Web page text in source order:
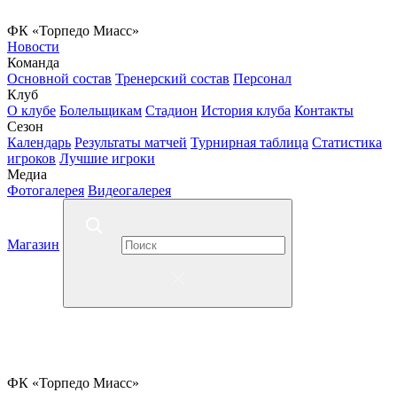
ФК «Торпедо Миасс»
Новости
Команда
Основной состав Тренерский состав Персонал
Клуб
О клубе Болельщикам Стадион История клуба Контакты
Сезон
Календарь Результаты матчей Турнирная таблица Статистика
игроков Лучшие игроки
Медиа
Фотогалерея Видеогалерея
Магазин
ФК «Торпедо Миасс»